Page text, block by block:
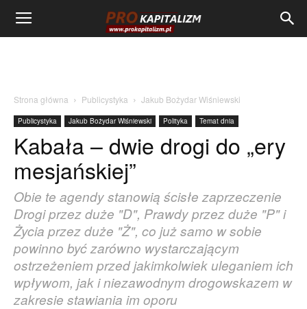
Strona główna Publicystyka Jakub Bożydar Wiśniewski
Publicystyka Jakub Bożydar Wiśniewski Polityka Temat dnia
Kabała – dwie drogi do „ery
mesjańskiej”
Obie te agendy stanowią ścisłe zaprzeczenie
Drogi przez duże "D", Prawdy przez duże "P" i
Życia przez duże "Ż", co już samo w sobie
powinno być zarówno wystarczającym
ostrzeżeniem przed jakimkolwiek uleganiem ich
wpływom, jak i niezawodnym drogowskazem w
zakresie stawiania im oporu